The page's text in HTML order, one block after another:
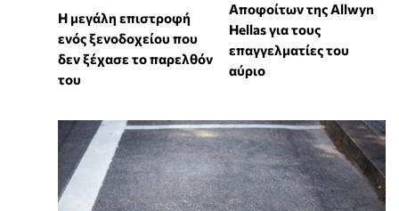
Η μεγάλη επιστροφή
ενός ξενοδοχείου που
δεν ξέχασε το παρελθόν
του
Αποφοίτων της Allwyn
Hellas για τους
επαγγελματίες του
αύριο